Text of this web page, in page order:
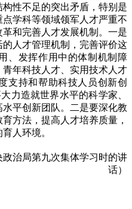
性不足的突出矛盾，特别是
学科等领域领军人才严重不
和完善人才发展机制。一是
人才管理机制，完善评价这
、发挥作用中的体制机制障
年科技人才、实用技术人才
支持和帮助科技人员创新创
力造就世界水平的科学家、
平创新团队。二是要深化教
方法，提高人才培养质量，
人环境。
政治局第九次集体学习时的讲
话）